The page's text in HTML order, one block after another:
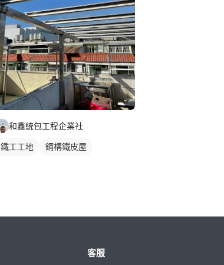
和鑫統包工程企業社
鐵工工地
鋼構鐵皮屋
客服